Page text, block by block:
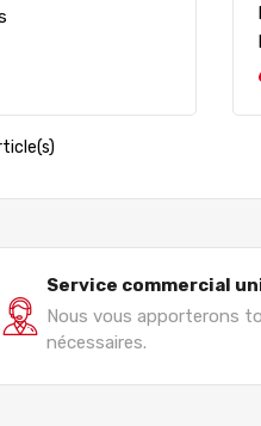
Service commercial
Nous vous apporterons
nécessaires.